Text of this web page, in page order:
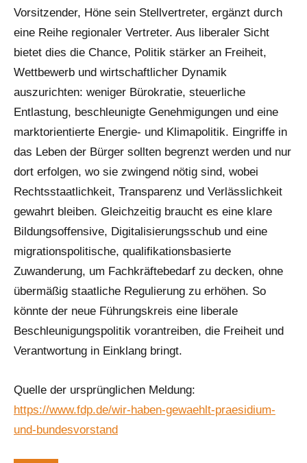
Vorsitzender, Höne sein Stellvertreter, ergänzt durch
eine Reihe regionaler Vertreter. Aus liberaler Sicht
bietet dies die Chance, Politik stärker an Freiheit,
Wettbewerb und wirtschaftlicher Dynamik
auszurichten: weniger Bürokratie, steuerliche
Entlastung, beschleunigte Genehmigungen und eine
marktorientierte Energie- und Klimapolitik. Eingriffe in
das Leben der Bürger sollten begrenzt werden und nur
dort erfolgen, wo sie zwingend nötig sind, wobei
Rechtsstaatlichkeit, Transparenz und Verlässlichkeit
gewahrt bleiben. Gleichzeitig braucht es eine klare
Bildungsoffensive, Digitalisierungsschub und eine
migrationspolitische, qualifikationsbasierte
Zuwanderung, um Fachkräftebedarf zu decken, ohne
übermäßig staatliche Regulierung zu erhöhen. So
könnte der neue Führungskreis eine liberale
Beschleunigungspolitik vorantreiben, die Freiheit und
Verantwortung in Einklang bringt.
Quelle der ursprünglichen Meldung:
https://www.fdp.de/wir-haben-gewaehlt-praesidium-
und-bundesvorstand